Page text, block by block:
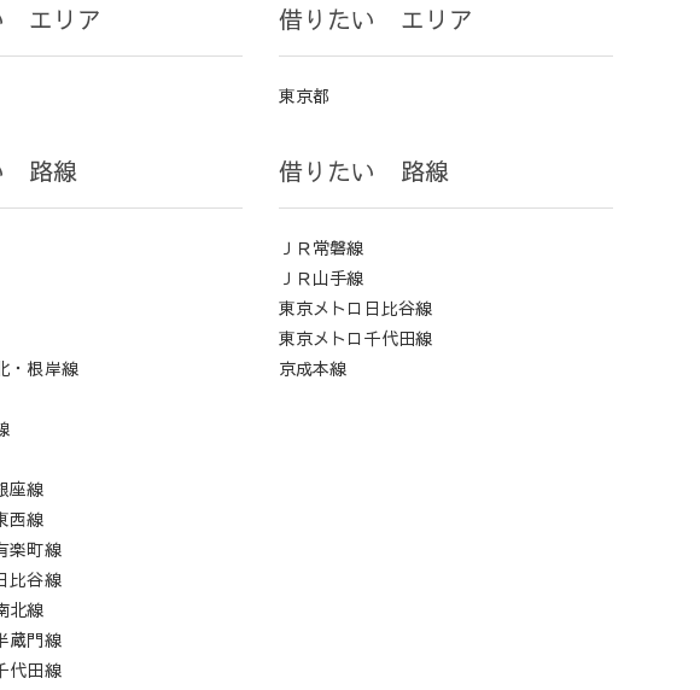
エリア
路線
・根岸線
座線
西線
楽町線
比谷線
北線
蔵門線
代田線
借りたい エリア
東京都
借りたい 路線
ＪＲ常磐線
ＪＲ山手線
東京メトロ日比谷線
東京メトロ千代田線
京成本線